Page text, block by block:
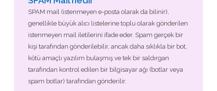
SPAM mail (istenmeyen e-posta olarak da bilinir),
genellikle büyük alıcı listelerine toplu olarak gönderilen
istenmeyen mail iletilerini ifade eder. Spam gerçek bir
kişi tarafından gönderilebilir, ancak daha sıklıkla bir bot,
kötü amaçlı yazılım bulaşmış ve tek bir saldırgan
tarafından kontrol edilen bir bilgisayar ağı (botlar veya
spam botlar) tarafından gönderilir.